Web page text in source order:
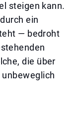
steigen kann.
ein
— bedroht
die über
unbeweglich